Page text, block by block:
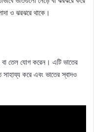
ও ঝরঝরে থাকে।
বা তেল যোগ করেন। এটি ভাতের
করে এবং ভাতের স্বাদও